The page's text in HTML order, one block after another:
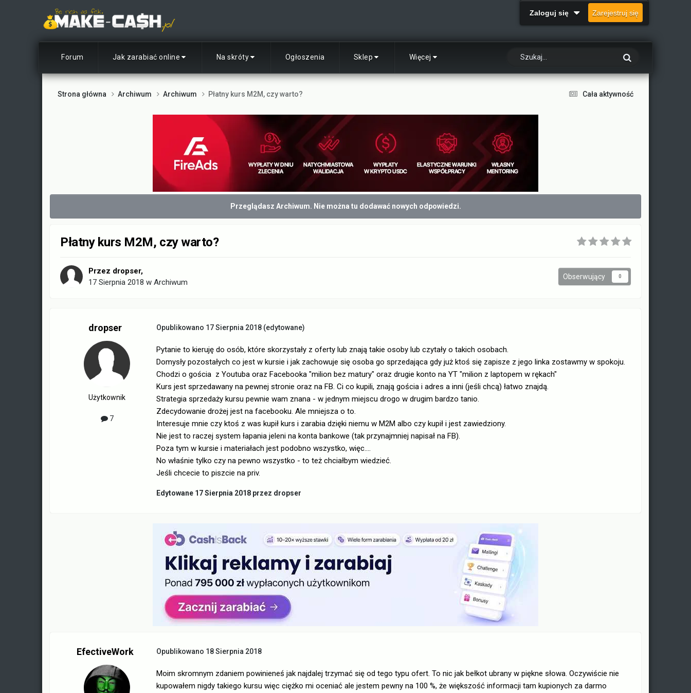
Zaloguj się Zarejestruj się
Forum Jak zarabiać online Na skróty Ogłoszenia Sklep Więcej
Cała aktywność
Strona główna Archiwum Archiwum Płatny kurs M2M, czy warto?
Przeglądasz Archiwum. Nie można tu dodawać nowych odpowiedzi.
Płatny kurs M2M, czy warto?
Przez dropser,
17 Sierpnia 2018 wArchiwum
Obserwujący 0
dropser
Użytkownik
7
Opublikowano 17 Sierpnia 2018 (edytowane)
Pytanie to kieruję do osób, które skorzystały z oferty lub znają takie osoby lub czytały o takich osobach.
Domysły pozostałych co jest w kursie i jak zachowuje się osoba go sprzedająca gdy już ktoś się zapisze z jego linka zostawmy w spokoju.
Chodzi o gościa z Youtuba oraz Facebooka "milion bez matury" oraz drugie konto na YT "milion z laptopem w rękach"
Kurs jest sprzedawany na pewnej stronie oraz na FB. Ci co kupili, znają gościa i adres a inni (jeśli chcą) łatwo znajdą.
Strategia sprzedaży kursu pewnie wam znana - w jednym miejscu drogo w drugim bardzo tanio.
Zdecydowanie drożej jest na facebooku. Ale mniejsza o to.
Interesuje mnie czy ktoś z was kupił kurs i zarabia dzięki niemu w M2M albo czy kupił i jest zawiedziony.
Nie jest to raczej system łapania jeleni na konta bankowe (tak przynajmniej napisał na FB).
Poza tym w kursie i materiałach jest podobno wszystko, więc....
No właśnie tylko czy na pewno wszystko - to też chciałbym wiedzieć.
Jeśli chcecie to piszcie na priv.
Edytowane 17 Sierpnia 2018 przez dropser
EfectiveWork Opublikowano 18 Sierpnia 2018
Moim skromnym zdaniem powinieneś jak najdalej trzymać się od tego typu ofert. To nic jak bełkot ubrany w piękne słowa. Oczywiście nie
kupowałem nigdy takiego kursu więc ciężko mi oceniać ale jestem pewny na 100 %, że większość informacji tam kupionych za darmo